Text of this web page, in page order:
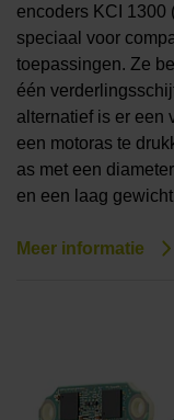
encoders KCI 1300
speciaal voor
toepassingen. Ze
één
alternatief is er een
een motoras te
as met een
en een laag
Meer informatie